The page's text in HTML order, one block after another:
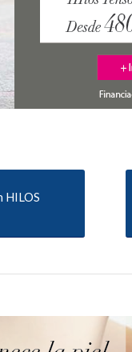
HILOS